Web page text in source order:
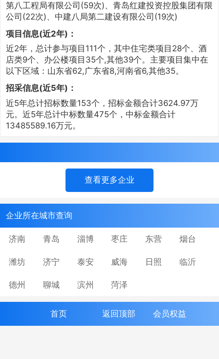
第八工程局有限公司(59次)、青岛红建投资控股集团有限
公司(22次)、中建八局第二建设有限公司(19次)
项目信息(近2年)：
近2年，总计参与项目111个，其中住宅类项目28个、酒
店类9个、办公楼项目35个,其他39个。主要项目集中在
以下区域：山东省62,广东省8,河南省6,其他35。
招采信息(近5年)：
近5年总计招标数量153个，招标金额合计3624.97万
元。近5年总计中标数量475个，中标金额合计
13485589.16万元。
查看更多企业
企业所在城市查询
济南 青岛 淄博 枣庄 东营 烟台
潍坊 济宁 泰安 威海 日照 临沂
德州 聊城 滨州 菏泽
首页 返回顶部 会员权益